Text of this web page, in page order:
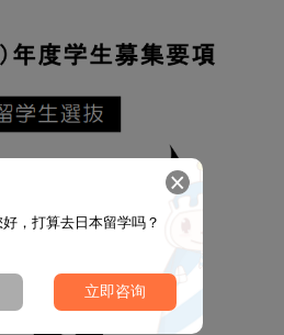
好，打算去日本留学吗？
立即咨询